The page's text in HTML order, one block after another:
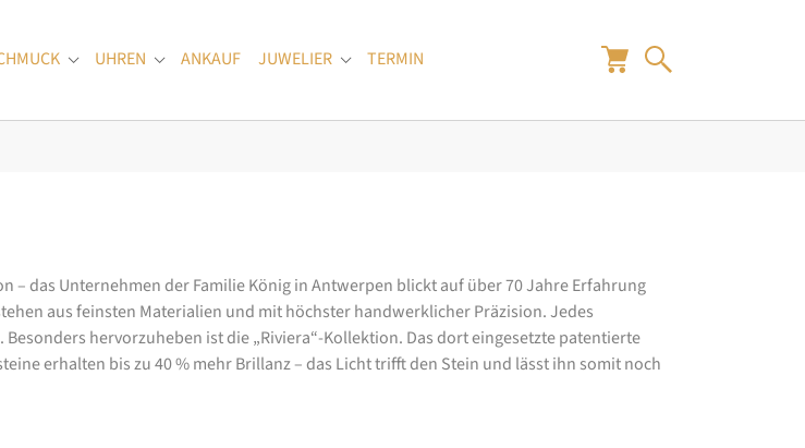
for "Trauringe"
Submenu for "Schmuck"
UHREN Submenu for "Uhren"
ANKAUF JUWELIER Submenu for "Juwelier"
TERMIN
– das Unternehmen der Familie König in Antwerpen blickt auf über 70 Jahre Erfahrung
aus feinsten Materialien und mit höchster handwerklicher Präzision. Jedes
hervorzuheben ist die „Riviera“-Kollektion. Das dort eingesetzte patentierte
erhalten bis zu 40 % mehr Brillanz – das Licht trifft den Stein und lässt ihn somit noch